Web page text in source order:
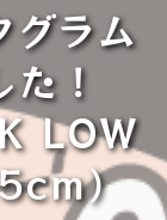
ラム
！
LOW
）